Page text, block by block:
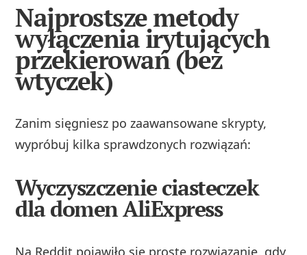
Najprostsze metody
wyłączenia irytujących
przekierowań (bez
wtyczek)
Zanim sięgniesz po zaawansowane skrypty,
wypróbuj kilka sprawdzonych rozwiązań:
Wyczyszczenie ciasteczek
dla domen AliExpress
Na Reddit pojawiło się proste rozwiązanie, gdy